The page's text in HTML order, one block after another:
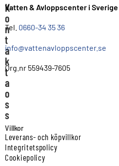
K
o
n
t
a
k
t
a
o
s
s
Vatten & Avloppscenter i Sverige
Tel. 0660-34 35 36
info@vattenavloppscenter.se
Org.nr 559439-7605
Villkor
Leverans- och köpvillkor
Integritetspolicy
Cookiepolicy